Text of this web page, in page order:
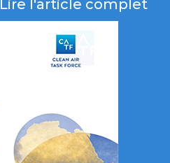
Lire l'article complet